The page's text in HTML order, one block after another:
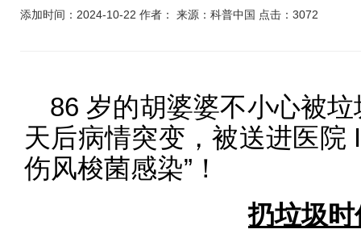
添加时间：2024-10-22 作者： 来源：科普中国 点击：3072
86 岁的胡婆婆不小心被
天后病情突变，被送进医院
伤风梭菌感染”！
扔垃圾